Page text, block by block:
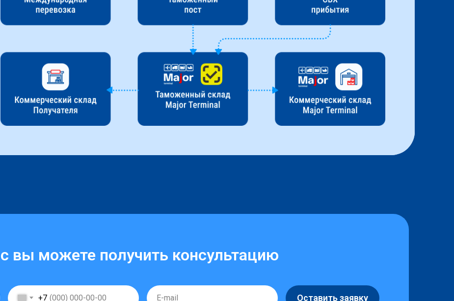
вы можете получить консультацию
+7 Оставить заявку